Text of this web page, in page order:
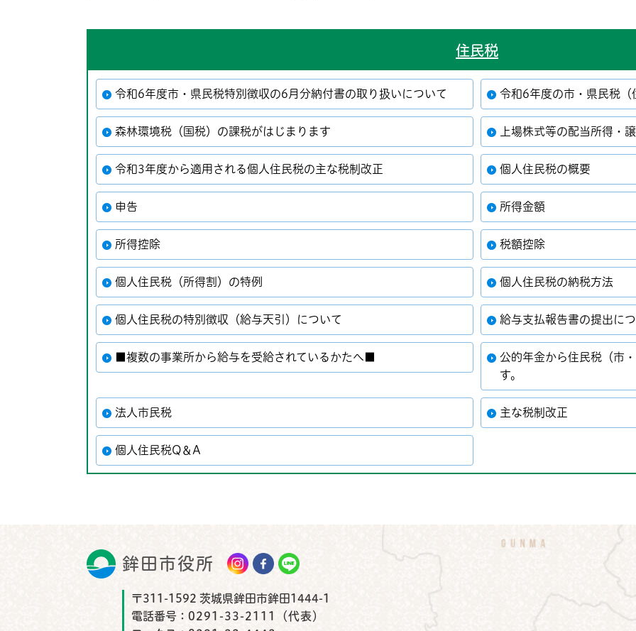
住民税
令和6年度市・県民税特別徴収の6月分納付書の取り扱いについて 令和6年度の市・県民税（
森林環境税（国税）の課税がはじまります 上場株式等の配当所得・
令和3年度から適用される個人住民税の主な税制改正 個人住民税の概要
申告 所得金額
所得控除 税額控除
個人住民税（所得割）の特例 個人住民税の納税方法
個人住民税の特別徴収（給与天引）について 給与支払報告書の提出に
■複数の事業所から給与を受給されているかたへ■
公的年金から住民税（市
す。
法人市民税 主な税制改正
個人住民税Q＆A
鉾田市役所 鉾田市公式Instagram
鉾田市公式Facebook
鉾田市公式LINE
〒311-1592 茨城県鉾田市鉾田1444-1
電話番号： 0291-33-2111（代表）